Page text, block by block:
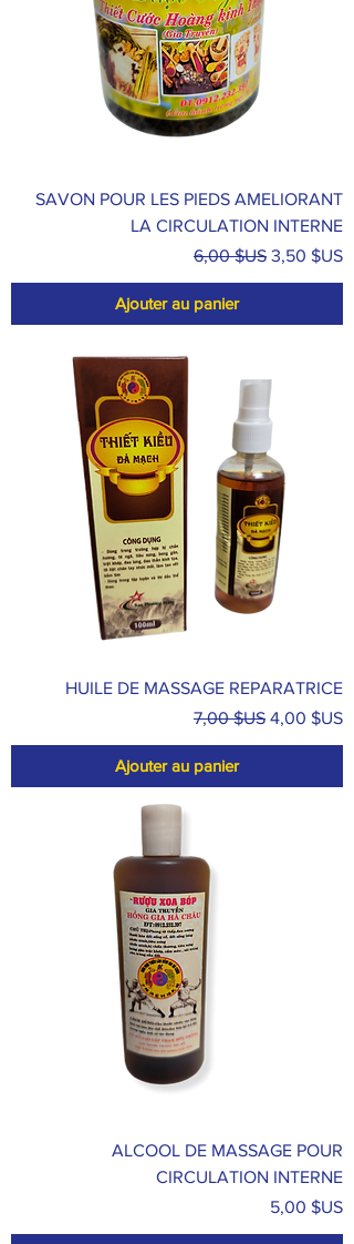
SAVON POUR LES PIEDS AMELIORANT
LA CIRCULATION INTERNE
Prix original
6,00 $US Prix
3,50 $US
Ajouter au panier
HUILE DE MASSAGE REPARATRICE
Prix original
7,00 $US Prix
4,00 $US
Ajouter au panier
ALCOOL DE MASSAGE POUR
CIRCULATION INTERNE
Prix
5,00 $US